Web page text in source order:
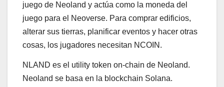
juego de Neoland y actúa como la moneda del
juego para el Neoverse. Para comprar edificios,
alterar sus tierras, planificar eventos y hacer otras
cosas, los jugadores necesitan NCOIN.
NLAND es el utility token on-chain de Neoland.
Neoland se basa en la blockchain Solana.